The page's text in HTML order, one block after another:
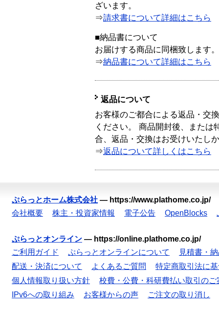
ざいます。
⇒請求書について詳細はこちら
■納品書について
お届けする商品に同梱致します。
⇒納品書について詳細はこちら
返品について
お客様のご都合による返品・交
ください。 商品開封後、または
合、返品・交換はお受けいたし
⇒返品について詳しくはこちら
ぷらっとホーム株式会社 — https://www.plathome.co.jp/
会社概要
株主・投資家情報 電子公告 OpenBlocks
ぷらっとオンライン — https://online.plathome.co.jp/
ご利用ガイド
ぷらっとオンラインについて
見積書・
配送・決済について
よくあるご質問
特定商取引法に
個人情報取り扱い方針
校費・公費・科研費払い取引のご
IPv6への取り組み
お客様からの声 ご注文の取り消し